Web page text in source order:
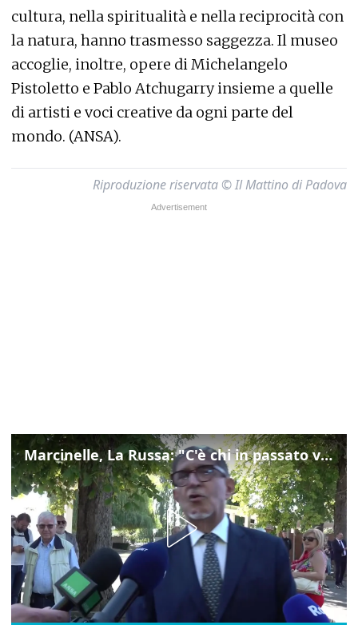
cultura, nella spiritualità e nella reciprocità con
la natura, hanno trasmesso saggezza. Il museo
accoglie, inoltre, opere di Michelangelo
Pistoletto e Pablo Atchugarry insieme a quelle
di artisti e voci creative da ogni parte del
mondo. (ANSA).
Riproduzione riservata © Il Mattino di Padova
Marcinelle, La Russa: "C'è chi in passato voltava le spalle a Marcinelle"